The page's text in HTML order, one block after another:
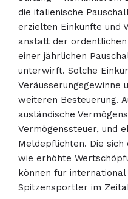
die italienische
erzielten Einkünfte und
anstatt der
einer jährlichen
unterwirft. Solche
Veräusserungsgewinne
weiteren Besteuerung.
ausländische
Vermögenssteuer, und
Meldepflichten. Die
wie erhöhte
können für
Spitzensportler im